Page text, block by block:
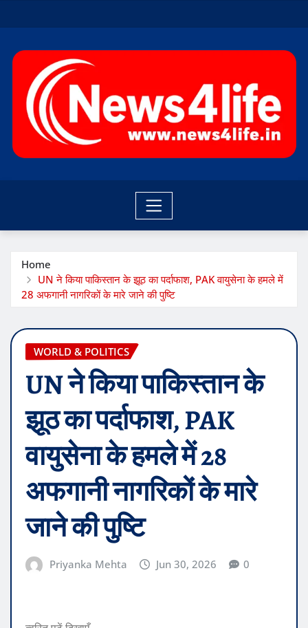
to
Home
UN ने किया पाकिस्तान के झूठ का पर्दाफाश, PAK वायुसेना के हमले में
28 अफगानी नागरिकों के मारे जाने की पुष्टि
WORLD & POLITICS
UN ने किया पाकिस्तान के
झूठ का पर्दाफाश, PAK
वायुसेना के हमले में 28
अफगानी नागरिकों के मारे
जाने की पुष्टि
Priyanka Mehta Jun 30, 2026 0